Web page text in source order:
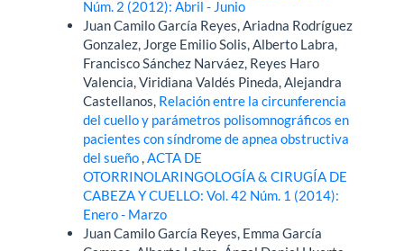
Núm. 2 (2012): Abril - Junio
Juan Camilo García Reyes, Ariadna Rodríguez
Gonzalez, Jorge Emilio Solis, Alberto Labra,
Francisco Sánchez Narváez, Reyes Haro
Valencia, Viridiana Valdés Pineda, Alejandra
Castellanos, Relación entre la circunferencia
del cuello y parámetros polisomnográficos en
pacientes con síndrome de apnea obstructiva
del sueño,ACTA DE
OTORRINOLARINGOLOGÍA & CIRUGÍA DE
CABEZA Y CUELLO: Vol. 42 Núm. 1 (2014):
Enero - Marzo
Juan Camilo García Reyes, Emma García